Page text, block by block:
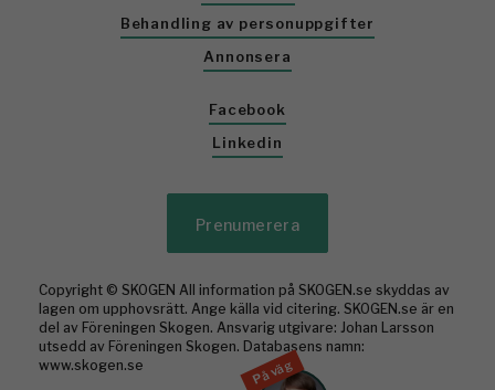
På väg
Behandling av personuppgifter
Annonsera
Facebook
Linkedin
Prenumerera
Copyright © SKOGEN All information på SKOGEN.se skyddas av
lagen om upphovsrätt. Ange källa vid citering. SKOGEN.se är en
del av Föreningen Skogen. Ansvarig utgivare: Johan Larsson
utsedd av Föreningen Skogen. Databasens namn:
www.skogen.se